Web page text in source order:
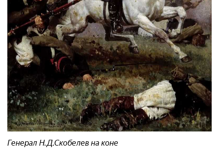
Генерал Н.Д.Скобелев на коне